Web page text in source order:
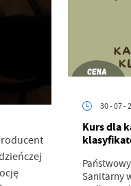
30 - 07 -
Kurs dla
Sanitarny